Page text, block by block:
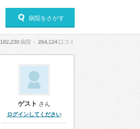
病院をさがす
182,230病院・ 264,124 口コミ
ゲスト さん
ログインしてください